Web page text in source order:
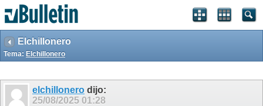
Elchillonero
Tema: Elchillonero
elchillonero dijo:
25/08/2025 01:28